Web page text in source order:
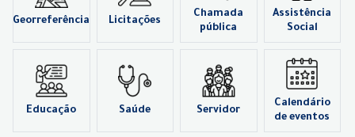
Georreferência Licitações
Chamada
pública
Assistência
Social
Educação Saúde Servidor
Calendário
de eventos